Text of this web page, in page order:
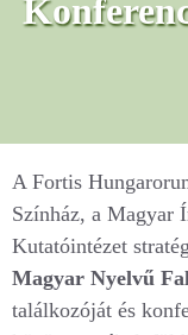
A Fortis
Színház, a Magyar
Kutatóintézet
Magyar Nyelvű
találkozóját és